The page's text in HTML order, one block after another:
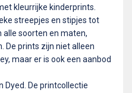
kleurrijke kinderprints.
streepjes en stipjes tot
soorten en maten,
De prints zijn niet alleen
maar er is ook een aanbod
Dyed. De printcollectie